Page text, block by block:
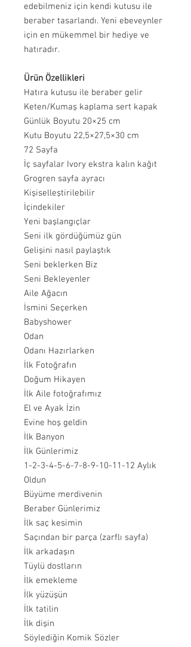
edebilmeniz için kendi kutusu ile
beraber tasarlandı. Yeni ebeveynler
için en mükemmel bir hediye ve
hatıradır.
Ürün Özellikleri
Hatıra kutusu ile beraber gelir
Keten/Kumaş kaplama sert kapak
Günlük Boyutu 20×25 cm
Kutu Boyutu 22,5×27,5×30 cm
72 Sayfa
İç sayfalar Ivory ekstra kalın kağıt
Grogren sayfa ayracı
Kişiselleştirilebilir
İçindekiler
Yeni başlangıçlar
Seni ilk gördüğümüz gün
Gelişini nasıl paylaştık
Seni beklerken Biz
Seni Bekleyenler
Aile Ağacın
İsmini Seçerken
Babyshower
Odan
Odanı Hazırlarken
İlk Fotoğrafın
Doğum Hikayen
İlk Aile fotoğrafımız
El ve Ayak İzin
Evine hoş geldin
İlk Banyon
İlk Günlerimiz
1-2-3-4-5-6-7-8-9-10-11-12 Aylık
Oldun
Büyüme merdivenin
Beraber Günlerimiz
İlk saç kesimin
Saçından bir parça (zarflı sayfa)
İlk arkadaşın
Tüylü dostların
İlk emekleme
İlk yüzüşün
İlk tatilin
İlk dişin
Söylediğin Komik Sözler